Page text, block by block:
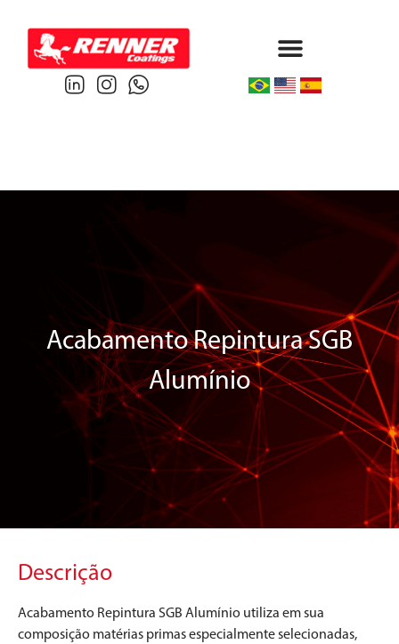
Acabamento Repintura SGB
Alumínio
Descrição
Acabamento Repintura SGB Alumínio utiliza em sua
composição matérias primas especialmente selecionadas,